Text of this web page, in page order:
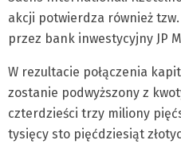
akcji potwierdza również
przez bank inwestycyjny JP
W rezultacie połączenia
zostanie podwyższony z
czterdzieści trzy miliony
tysięcy sto pięćdziesiąt